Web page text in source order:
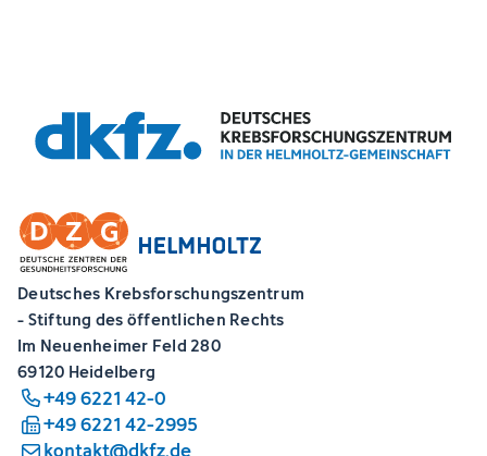
Deutsches Krebsforschungszentrum
- Stiftung des öffentlichen Rechts
Im Neuenheimer Feld 280
69120 Heidelberg
+49 6221 42-0
+49 6221 42-2995